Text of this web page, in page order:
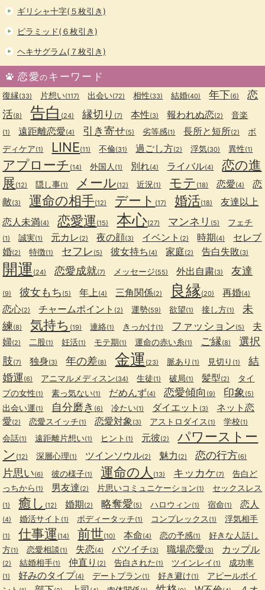
ギリシャ十字(５枚引き)
ピラミッド(６枚引き)
ヘキサグラム(７枚引き)
恋愛のキーワード
復縁(33) 片想い(117) 出会い(72) 相性(33) 結婚(40) 年下(6)
恋
活(8) 告白 (24) 縁切り (7) 本性(3) 報われぬ恋(2) 音楽
(1) 遠距離恋愛(4) 引き寄せ(5) 劣等感(1) 長所と短所(2)
ボ
ディケア(1) LINE(11) 不倫(31) 過ごし方(2) 浮気(30) 異性(1)
アプローチ (14) 外国人 (1) 別れ(4) ライバル(4)
恋の進
展(12) 隠し事(1) メール(12) 近況 (1) モテ (18) 恋愛(4)
恋
敵(3) 運命の相手(12) デート (17) 婚活(18)
友達以上
恋人未満(4) 恋愛運 (15) 本心(27) マンネリ (5) フェチ
(1) 誠実(1) 元カレ (2) 夜の顔(3) イベント (2) 時期(4)
セレブ
婚(2) 特徴(1) セフレ (5) 彼女持ち (4) 家庭(2) 告白失敗(3)
開運 (24) 恋愛成就(7) メッセージ(55) 外出自粛(3) 友達
(9) 彼女もち (5) 年上(4) 三角関係(2) 良縁(20) 再婚(4)
恋心(2) チャームポイント (2) 運勢(59) 欲望(1) 接し方(1)
未
練(8) 気持ち (19) 連絡(1) きっかけ(1) ファッション(5)
夫
婦(2) 二股(1) 妊活(1) モテ期(1) 運命の赤い糸(1) ご縁(8)
選択
肢(7) 独身(3) 年の差(8) 金運 (23) 脈あり (1) 見切り (1)
結
婚運(6) アニマルメディスン(34) 生徒(1) 破局(1) 髪型(2)
タイ
プの女性(1) 素っ気ない(1) だめんず(4) 恋愛傾向 (9) 印象(5)
出会い運(1) 自分磨き (6) 冷たい(1) ダイエット (3)
ネット恋
愛(2) 恋愛スイッチ(1) 恋愛対象(3) アストロダイス (1) 学校(1)
会話(1) 遠距離片想い(1) ヒント (1) 元彼(2)
パワーストー
ン (12) 深層心理(1) ツインソウル(2) 魅力 (2) 恋の行方(6)
片思い(6) 彼の様子(1) 運命の人 (13) キッカケ(7)
告白ど
っちから (1) 男友達(2) 片思いコミュニケーション(1) セックスレス
(1) 癒し (12) 婚期(2) 略奪愛(5) ハロウィン(1) 宿命(1) 恋人
(4) 婚活サイト (1) ボディータッチ(1) コンプレックス (1) 浮気相手
(1) 仕事運 (14) 前世(10) 本命(4) 恋の予感(1)
好きな人話し
方(1) 恋愛相談(1) 失恋(4) バツイチ(3) 職場恋愛(3) カップル
(2) 結婚相手(1) 仲直り (2) 告白された (1) ツインレイ (1) 成功率
(1) 好みのタイプ(4) デートプラン(1) 好き避け(1)
アピールポイ